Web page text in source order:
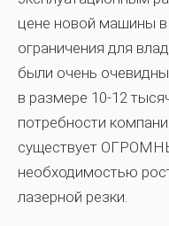
цене новой машины
ограничения для
были очень
в размере 10-12
потребности
существует
необходимостью
лазерной резки.